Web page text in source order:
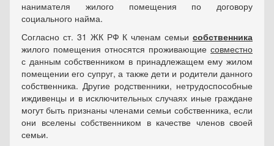
нанимателя жилого помещения по договору
социального найма.
Согласно ст. 31 ЖК РФ К членам семьи собственника
жилого помещения относятся проживающие совместно
с данным собственником в принадлежащем ему жилом
помещении его супруг, а также дети и родители данного
собственника. Другие родственники, нетрудоспособные
иждивенцы и в исключительных случаях иные граждане
могут быть признаны членами семьи собственника, если
они вселены собственником в качестве членов своей
семьи.